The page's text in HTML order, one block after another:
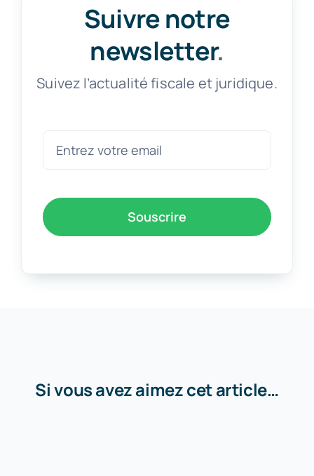
Suivre notre
newsletter.
Suivez l’actualité fiscale et juridique.
Souscrire
Si vous avez aimez cet article…